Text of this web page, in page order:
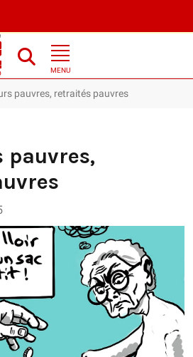
MENU
pauvres, retraités pauvres
pauvres,